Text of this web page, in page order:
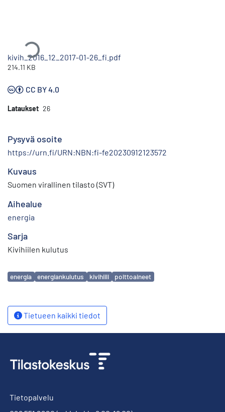
Ladataan...
kivih_2016_12_2017-01-26_fi.pdf
214.11 KB
CC BY 4.0
Lataukset 26
Pysyvä osoite
https://urn.fi/URN:NBN:fi-fe20230912123572
Kuvaus
Suomen virallinen tilasto (SVT)
Aihealue
energia
Sarja
Kivihiilen kulutus
Avainsanat
energia energiankulutus kivihiili polttoaineet
Tietueen kaikki tiedot
Tietopalvelu